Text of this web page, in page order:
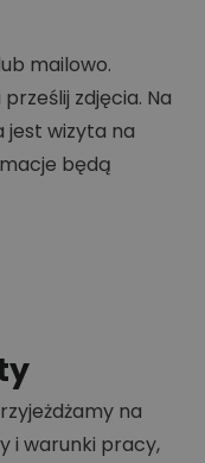
mailowo.
zdjęcia. Na
wizyta na
będą
na
i warunki pracy,